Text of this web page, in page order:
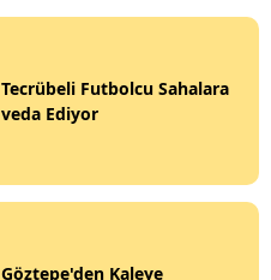
Tecrübeli Futbolcu Sahalara
veda Ediyor
Göztepe'den Kaleye